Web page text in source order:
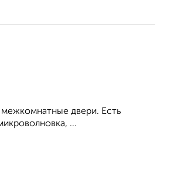
межкомнатные двери. Есть
...